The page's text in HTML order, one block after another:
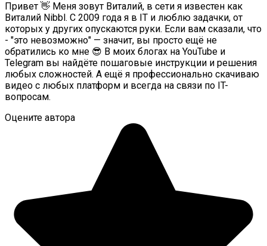
Привет 👋 Меня зовут Виталий, в сети я известен как
Виталий Nibbl. С 2009 года я в IT и люблю задачки, от
которых у других опускаются руки. Если вам сказали, что
- "это невозможно" — значит, вы просто ещё не
обратились ко мне 😎 В моих блогах на YouTube и
Telegram вы найдёте пошаговые инструкции и решения
любых сложностей. А ещё я профессионально скачиваю
видео с любых платформ и всегда на связи по IT-
вопросам.
Оцените автора